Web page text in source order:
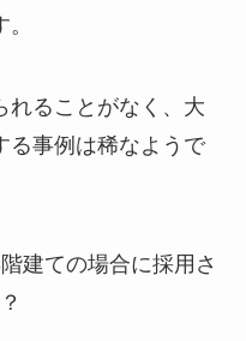
れることがなく、大
る事例は稀なようで
建ての場合に採用さ